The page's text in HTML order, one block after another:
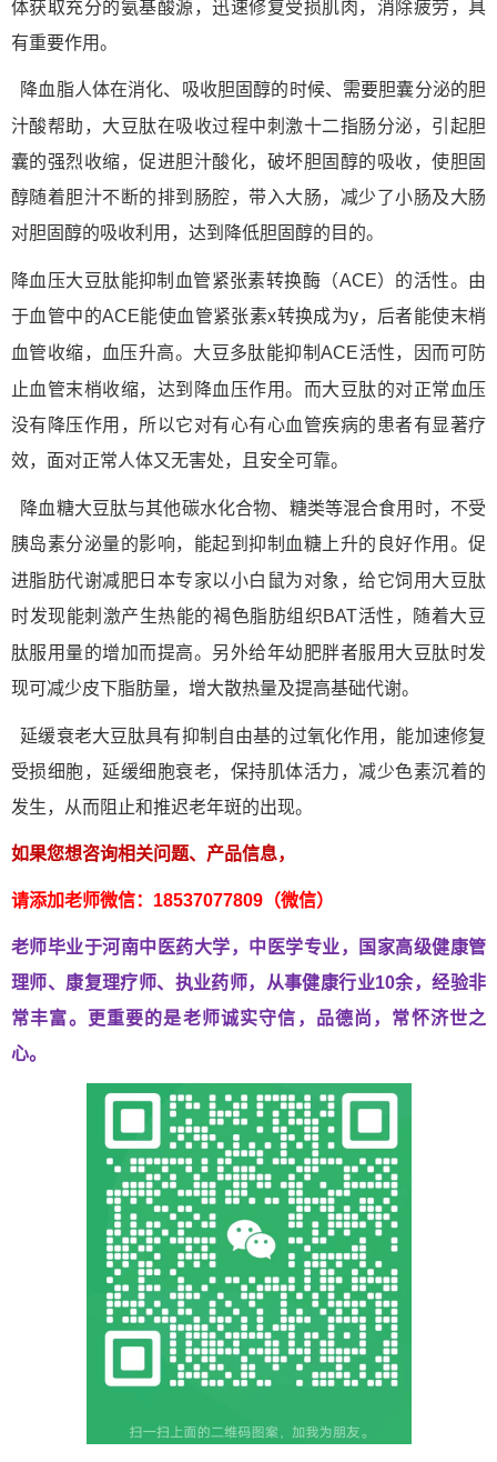
体获取充分的氨基酸源，迅速修复受损肌肉，消除疲劳，具
有重要作用。
降血脂人体在消化、吸收胆固醇的时候、需要胆囊分泌的胆
汁酸帮助，大豆 肽在吸收过程中刺激十二指肠分泌，引起胆
囊的强烈收缩，促进胆汁酸化，破坏胆固醇的吸收，使胆固
醇随着胆汁不断的排到肠腔，带入大肠，减少了小肠及大肠
对胆固醇的吸收利用，达到降低胆固醇的目的。
降血压大豆 肽能抑制血管紧张素转换酶（ACE）的活性。由
于血管中的ACE能使血管紧张素x转换成为y，后者能使末梢
血管收缩，血压升高。大豆多肽能抑制ACE活性，因而可防
止血管末梢收缩，达到降血压作用。而大豆 肽的对正常血压
没有降压作用，所以它对有心有心血管疾病的患者有显著疗
效，面对正常人体又无害处，且安全可靠。
降血糖大豆 肽与其他碳水化合物、糖类等混合食用时，不受
胰岛素分泌量的影响，能起到抑制血糖上升的良好作用。促
进脂肪代谢减肥日本专家以小白鼠为对象，给它饲用大豆 肽
时发现能刺激产生热能的褐色脂肪组织BAT活性，随着大豆
肽服用量的增加而提高。另外给年幼肥胖者服用大豆 肽时发
现可减少皮下脂肪量，增大散热量及提高基础代谢。
延缓衰老大豆 肽具有抑制自由基的过氧化作用，能加速修复
受损细胞，延缓细胞衰老，保持肌体活力，减少色素沉着的
发生，从而阻止和推迟老年斑的出现。
如果您想咨询相关问题、产品信息，
请添加老师微信：18537077809（微信）
老师毕业于河南中医药大学，中医学专业，国家高级健康管
理师、 康复理疗师、执业药师，从事健康行业10余，经验非
常丰富。
更重要的是老师诚实守信，品德尚，常怀济世之
心。